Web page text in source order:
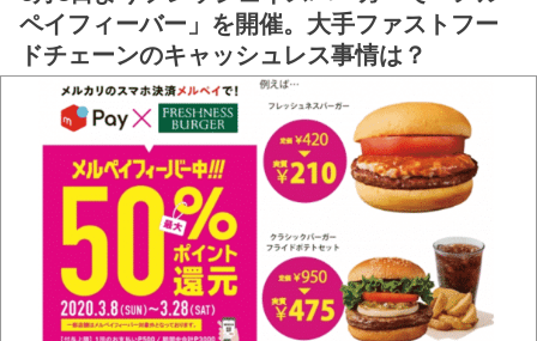
ペイフィーバー」を開催。大手ファストフー
ドチェーンのキャッシュレス事情は？